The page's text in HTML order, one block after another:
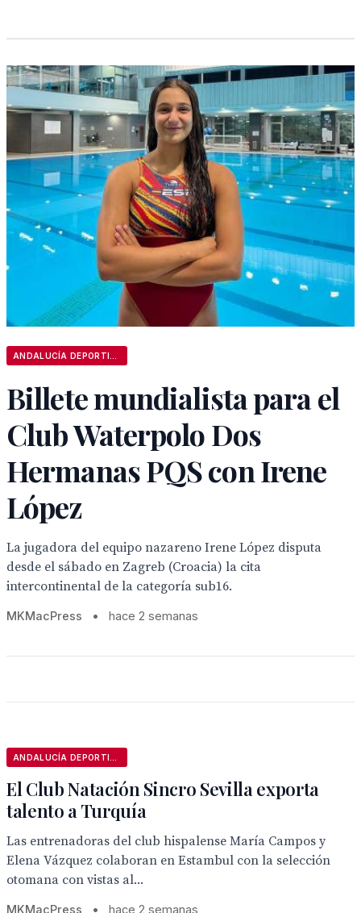
Billete mundialista para el
Club Waterpolo Dos
Hermanas PQS con Irene
López
La jugadora del equipo nazareno Irene López disputa
desde el sábado en Zagreb (Croacia) la cita
intercontinental de la categoría sub16.
MKMacPress • hace 2 semanas
El Club Natación Sincro Sevilla exporta
talento a Turquía
Las entrenadoras del club hispalense María Campos y
Elena Vázquez colaboran en Estambul con la selección
otomana con vistas al...
MKMacPress • hace 2 semanas